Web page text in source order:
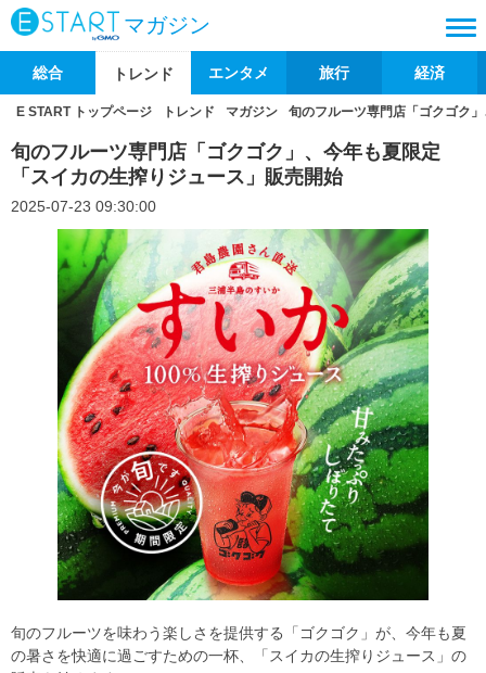
マガジン
総合 トレンド エンタメ 旅行 経済
E START トップページ トレンド マガジン 旬のフルーツ専門店「ゴクゴク
旬のフルーツ専門店「ゴクゴク」、今年も夏限定
「スイカの生搾りジュース」販売開始
2025-07-23 09:30:00
旬のフルーツを味わう楽しさを提供する「ゴクゴク」が、今年も夏
の暑さを快適に過ごすための一杯、「スイカの生搾りジュース」の